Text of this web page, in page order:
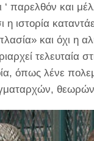
‘ παρελθόν και
ιστορία
και όχι η
τελευταία
όπως λένε